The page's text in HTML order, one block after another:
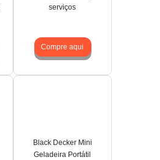
serviços
Compre aqui
Black Decker Mini
Geladeira Portátil